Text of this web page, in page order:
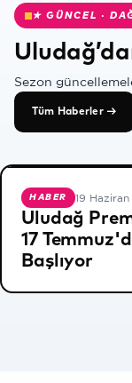
haberler
sayfamızdan
takip
edebilirsiniz.
❅
★ GÜNCEL ·
Sezon
Tüm Haberler →
HABER 19
Uludağ
17
Başlıyor